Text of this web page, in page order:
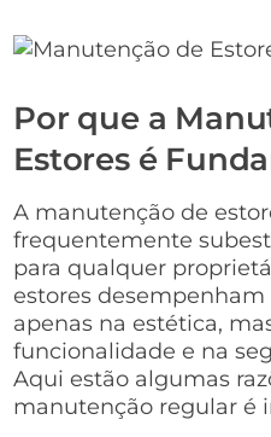
Por que a
Estores é
A manutenção de
frequentemente
para qualquer
estores
apenas na estética,
funcionalidade e na
Aqui estão algumas
manutenção regular é